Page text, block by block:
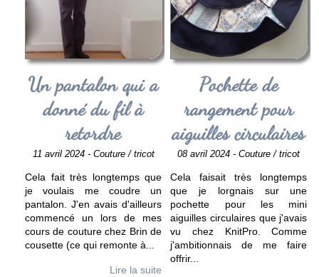
Un pantalon qui a
donné du fil à
retordre
11 avril 2024 - Couture / tricot
Cela fait très longtemps que
je voulais me coudre un
pantalon. J'en avais d'ailleurs
commencé un lors de mes
cours de couture chez Brin de
cousette (ce qui remonte à
Lire la suite
Pochette de
rangement pour
aiguilles circulaires
08 avril 2024 - Couture / tricot
Cela faisait très longtemps
que je lorgnais sur une
pochette pour les mini
aiguilles circulaires que j'avais
vu chez KnitPro. Comme
j'ambitionnais de me faire
offrir...